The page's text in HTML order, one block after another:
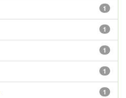
1
1
1
1
1